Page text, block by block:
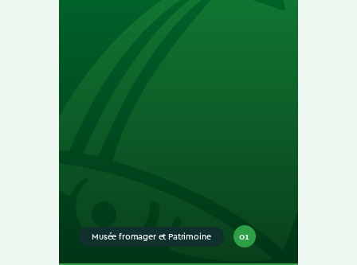
Musée fromager et Patrimoine 01